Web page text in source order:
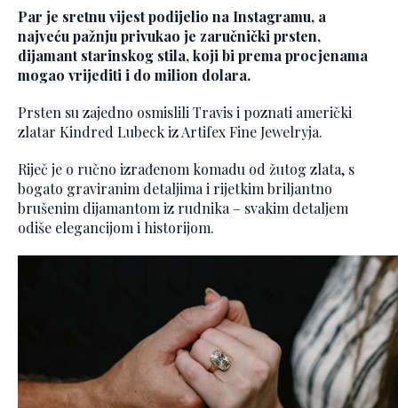
Par je sretnu vijest podijelio na Instagramu, a
najveću pažnju privukao je zaručnički prsten,
dijamant starinskog stila, koji bi prema procjenama
mogao vrijediti i do milion dolara.
Prsten su zajedno osmislili Travis i poznati američki
zlatar Kindred Lubeck iz Artifex Fine Jewelryja.
Riječ je o ručno izrađenom komadu od žutog zlata, s
bogato graviranim detaljima i rijetkim briljantno
brušenim dijamantom iz rudnika – svakim detaljem
odiše elegancijom i historijom.